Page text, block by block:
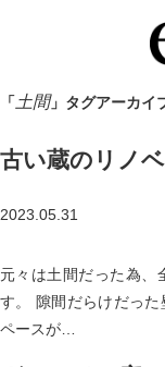
「 土間」タグアーカイ
古い蔵のリノ
2023.05.31
元々は土間だった為、
す。 隙間だらけだっ
ペースが…